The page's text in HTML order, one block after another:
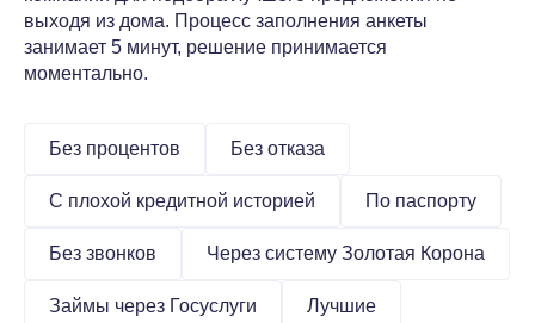
выходя из дома. Процесс заполнения анкеты
занимает 5 минут, решение принимается
моментально.
Без процентов Без отказа
С плохой кредитной историей По паспорту
Без звонков Через систему Золотая Корона
Займы через Госуслуги Лучшие